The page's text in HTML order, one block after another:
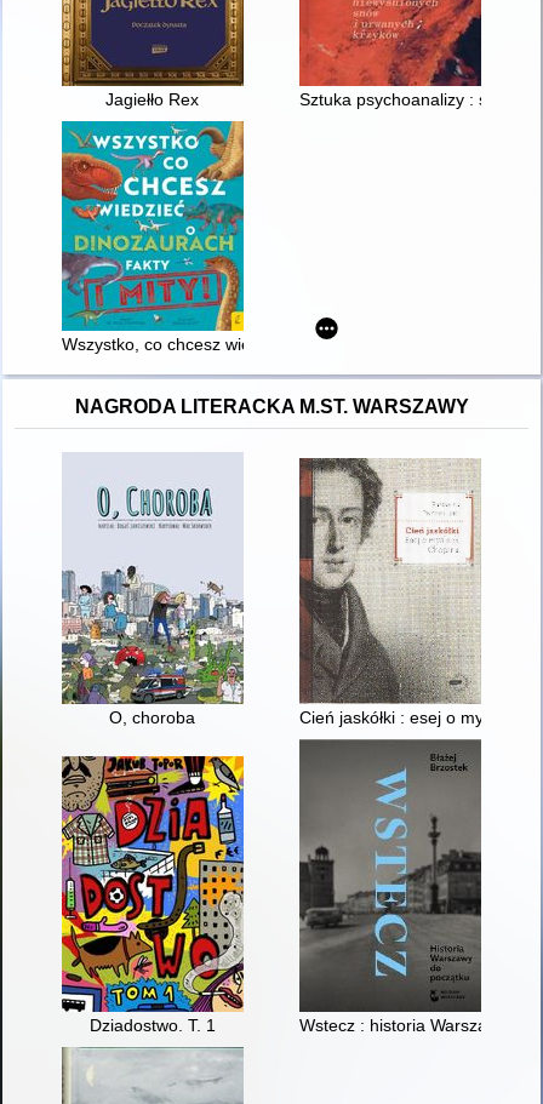
Jagiełło Rex Sztuka psychoanalizy : śnienie
Wszystko, co chcesz wiedzieć o dinozaurach
NAGRODA LITERACKA M.ST. WARSZAWY
O, choroba Cień jaskółki : esej o myślach
Dziadostwo. T. 1 Wstecz : historia Warszawy do